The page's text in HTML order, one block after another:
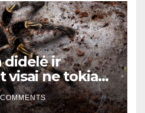
didelė ir
visai ne tokia